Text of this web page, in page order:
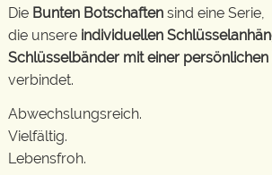
Die Bunten Botschaften sind eine Serie,
die unsere individuellen
Schlüsselbänder mit einer
verbindet.
Abwechslungsreich.
Vielfältig.
Lebensfroh.